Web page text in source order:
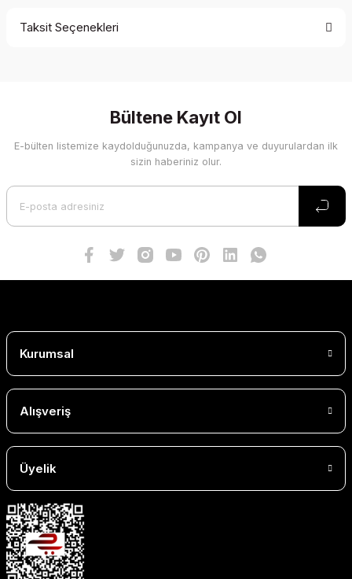
Taksit Seçenekleri
Bültene Kayıt Ol
E-bülten listemize kaydolduğunuzda, kampanya ve duyurulardan ilk
sizin haberiniz olur.
Kurumsal
Alışveriş
Üyelik